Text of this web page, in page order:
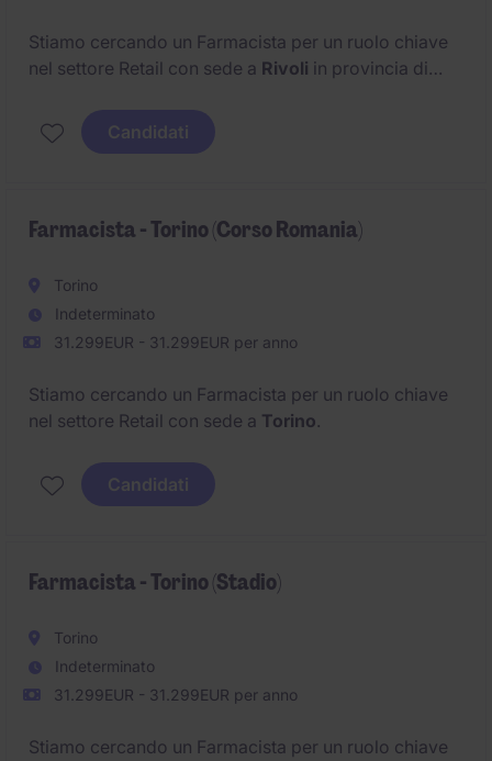
Stiamo cercando un Farmacista per un ruolo chiave
nel settore Retail con sede a Rivoli in provincia di
Candidati
Farmacista - Torino (Corso Romania)
Torino
Indeterminato
31.299EUR - 31.299EUR per anno
Stiamo cercando un Farmacista per un ruolo chiave
nel settore Retail con sede a Torino.
Candidati
Farmacista - Torino (Stadio)
Torino
Indeterminato
31.299EUR - 31.299EUR per anno
Stiamo cercando un Farmacista per un ruolo chiave